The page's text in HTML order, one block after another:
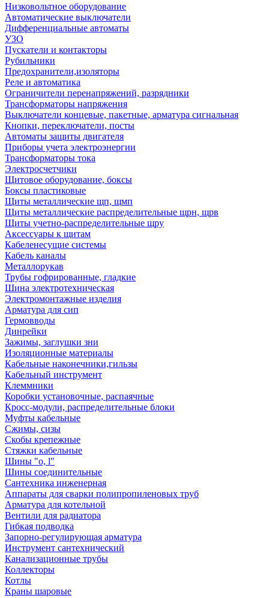
Низковольтное оборудование
Автоматические выключатели
Дифференциальные автоматы
УЗО
Пускатели и контакторы
Рубильники
Предохранители,изоляторы
Реле и автоматика
Ограничители перенапряжений, разрядники
Трансформаторы напряжения
Выключатели концевые, пакетные, арматура сигнальная
Кнопки, переключатели, посты
Автоматы защиты двигателя
Приборы учета электроэнергии
Трансформаторы тока
Электросчетчики
Щитовое оборудование, боксы
Боксы пластиковые
Щиты металлические щп, щмп
Щиты металлические распределительные щрн, щрв
Щиты учетно-распределительные щру
Аксессуары к щитам
Кабеленесущие системы
Кабель каналы
Металлорукав
Трубы гофрированные, гладкие
Шина электротехническая
Электромонтажные изделия
Арматура для сип
Гермовводы
Динрейки
Зажимы, заглушки зни
Изоляционные материалы
Кабельные наконечники,гильзы
Кабельный инструмент
Клеммники
Коробки установочные, распаячные
Кросс-модули, распределительные блоки
Муфты кабельные
Сжимы, сизы
Скобы крепежные
Стяжки кабельные
Шины "o, l"
Шины соединительные
Сантехника инженерная
Аппараты для сварки полипропиленовых труб
Арматура для котельной
Вентили для радиатора
Гибкая подводка
Запорно-регулирующая арматура
Инструмент сантехнический
Канализационные трубы
Коллекторы
Котлы
Краны шаровые